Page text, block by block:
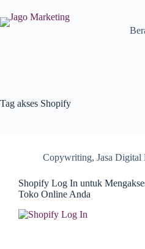
Tag akses Shopify
Copywriting, Jasa Digital
Shopify Log In untuk
Toko Online Anda